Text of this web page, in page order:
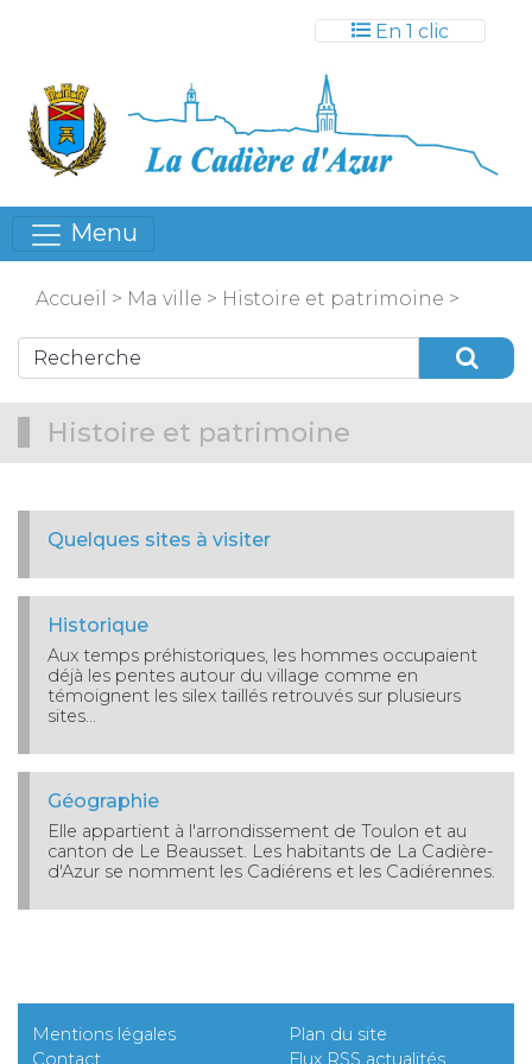
En 1 clic
Menu
Accueil > Ma ville > Histoire et patrimoine >
Histoire et patrimoine
Quelques sites à visiter
Historique
Aux temps préhistoriques, les hommes occupaient
déjà les pentes autour du village comme en
témoignent les silex taillés retrouvés sur plusieurs
sites...
Géographie
Elle appartient à l'arrondissement de Toulon et au
canton de Le Beausset. Les habitants de La Cadière-
d'Azur se nomment les Cadiérens et les Cadiérennes.
Mentions légales
Contact
Plan du site
Flux RSS actualités